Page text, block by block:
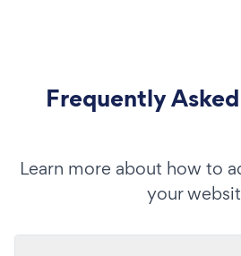
Frequently
Learn more about how to
your